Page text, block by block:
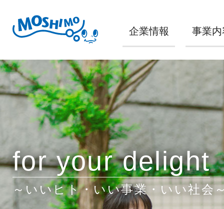
企業情報 事業内
for your delight
～いいヒト・いい事業・いい社会